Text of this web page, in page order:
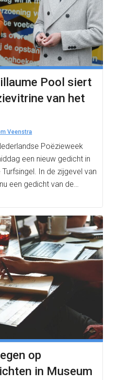
Pool siert
van het
Veenstra
Poëzieweek
een nieuw gedicht in
In de zijgevel van
een gedicht van de…
op
in Museum